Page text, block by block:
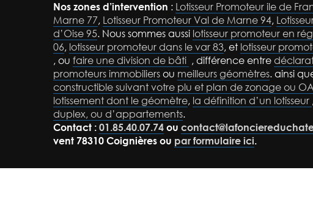
Nos zones d’intervention : Lotisseur Promoteur ile de
Marne 77, Lotisseur Promoteur Val de Marne 94,
d’Oise 95. Nous sommes aussi lotisseur promoteur en
06, lotisseur promoteur dans le var 83, et lotisseur
, ou faire une division de bâti , différence entre
promoteurs immobiliers ou meilleurs géomètres. ainsi
constructible suivant votre plu et plan de zonage ou
lotissement dont le géomètre, la définition d’un lotisseur
duplex, ou d’appartements.
Contact : 01.85.40.07.74 ou
vent 78310 Coignières ou par formulaire ici.